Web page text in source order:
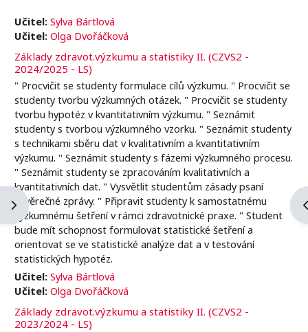
Otevřít panel bloku
Učitel: Sylva Bártlová
Učitel: Olga Dvořáčková
Základy zdravot.výzkumu a statistiky II. (CZVS2 -
2024/2025 - LS)
" Procvičit se studenty formulace cílů výzkumu. " Procvičit se
studenty tvorbu výzkumných otázek. " Procvičit se studenty
tvorbu hypotéz v kvantitativním výzkumu. " Seznámit
studenty s tvorbou výzkumného vzorku. " Seznámit studenty
s technikami sběru dat v kvalitativním a kvantitativním
výzkumu. " Seznámit studenty s fázemi výzkumného procesu.
" Seznámit studenty se zpracováním kvalitativních a
kvantitativních dat. " Vysvětlit studentům zásady psaní
závěrečné zprávy. " Připravit studenty k samostatnému
výzkumnému šetření v rámci zdravotnické praxe. " Student
bude mít schopnost formulovat statistické šetření a
orientovat se ve statistické analýze dat a v testování
statistických hypotéz.
Učitel: Sylva Bártlová
Učitel: Olga Dvořáčková
Základy zdravot.výzkumu a statistiky II. (CZVS2 -
2023/2024 - LS)